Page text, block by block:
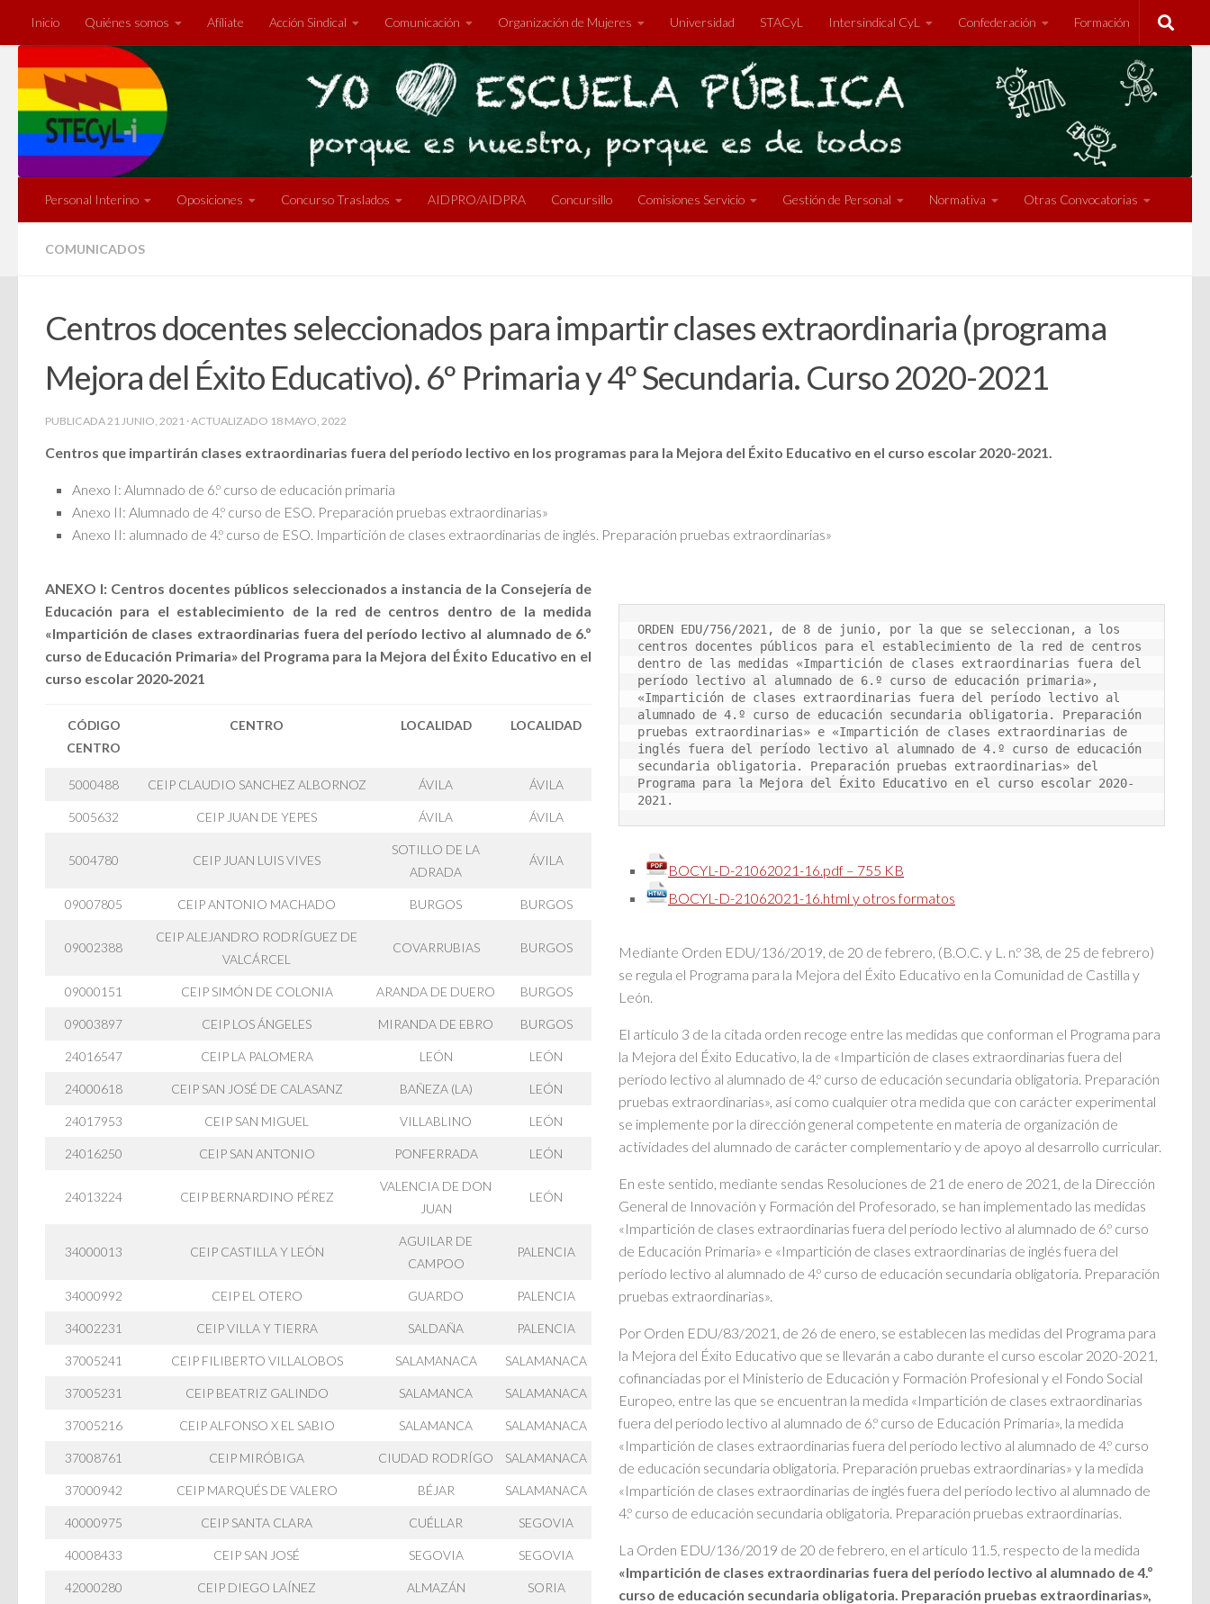
Saltar al contenido
Inicio Quiénes somos Afíliate Acción Sindical Comunicación Organización de Mujeres Universidad STACyL Intersindical CyL Confederación Formación
Personal Interino Oposiciones Concurso Traslados AIDPRO/AIDPRA Concursillo Comisiones Servicio Gestión de Personal Normativa Otras Convocatorias
COMUNICADOS
Centros docentes seleccionados para impartir clases extraordinaria (programa
Mejora del Éxito Educativo). 6º Primaria y 4º Secundaria. Curso 2020-2021
PUBLICADA21 JUNIO, 2021 · ACTUALIZADO 18 MAYO, 2022
Centros que impartirán clases extraordinarias fuera del período lectivo en los programas para la Mejora del Éxito Educativo en el curso escolar 2020-2021.
Anexo I: Alumnado de 6.º curso de educación primaria
Anexo II: Alumnado de 4.º curso de ESO. Preparación pruebas extraordinarias»
Anexo II: alumnado de 4.º curso de ESO. Impartición de clases extraordinarias de inglés. Preparación pruebas extraordinarias»
ANEXO I: Centros docentes públicos seleccionados a instancia de la Consejería de
Educación para el establecimiento de la red de centros dentro de la medida
«Impartición de clases extraordinarias fuera del período lectivo al alumnado de 6.º
curso de Educación Primaria» del Programa para la Mejora del Éxito Educativo en el
curso escolar 2020‑2021
CÓDIGO
CENTRO
CENTRO LOCALIDAD LOCALIDAD
5000488 CEIP CLAUDIO SANCHEZ ALBORNOZ ÁVILA ÁVILA
5005632 CEIP JUAN DE YEPES ÁVILA ÁVILA
5004780 CEIP JUAN LUIS VIVES
SOTILLO DE LA
ADRADA
ÁVILA
09007805 CEIP ANTONIO MACHADO BURGOS BURGOS
09002388
CEIP ALEJANDRO RODRÍGUEZ DE
VALCÁRCEL
COVARRUBIAS BURGOS
09000151 CEIP SIMÓN DE COLONIA ARANDA DE DUERO BURGOS
09003897 CEIP LOS ÁNGELES MIRANDA DE EBRO BURGOS
24016547 CEIP LA PALOMERA LEÓN LEÓN
24000618 CEIP SAN JOSÉ DE CALASANZ BAÑEZA (LA) LEÓN
24017953 CEIP SAN MIGUEL VILLABLINO LEÓN
24016250 CEIP SAN ANTONIO PONFERRADA LEÓN
24013224 CEIP BERNARDINO PÉREZ
VALENCIA DE DON
JUAN
LEÓN
34000013 CEIP CASTILLA Y LEÓN
AGUILAR DE
CAMPOO
PALENCIA
34000992 CEIP EL OTERO GUARDO PALENCIA
34002231 CEIP VILLA Y TIERRA SALDAÑA PALENCIA
37005241 CEIP FILIBERTO VILLALOBOS SALAMANACA SALAMANACA
37005231 CEIP BEATRIZ GALINDO SALAMANCA SALAMANACA
37005216 CEIP ALFONSO X EL SABIO SALAMANCA SALAMANACA
37008761 CEIP MIRÓBIGA CIUDAD RODRÍGO SALAMANACA
37000942 CEIP MARQUÉS DE VALERO BÉJAR SALAMANACA
40000975 CEIP SANTA CLARA CUÉLLAR SEGOVIA
40008433 CEIP SAN JOSÉ SEGOVIA SEGOVIA
42000280 CEIP DIEGO LAÍNEZ ALMAZÁN SORIA
ORDEN EDU/756/2021, de 8 de junio, por la que se seleccionan, a los
centros docentes públicos para el establecimiento de la red de centros
dentro de las medidas «Impartición de clases extraordinarias fuera del
período lectivo al alumnado de 6.º curso de educación primaria»,
«Impartición de clases extraordinarias fuera del período lectivo al
alumnado de 4.º curso de educación secundaria obligatoria. Preparación
pruebas extraordinarias» e «Impartición de clases extraordinarias de
inglés fuera del período lectivo al alumnado de 4.º curso de educación
secundaria obligatoria. Preparación pruebas extraordinarias» del
Programa para la Mejora del Éxito Educativo en el curso escolar 2020-
2021.
BOCYL-D-21062021-16.pdf – 755 KB
BOCYL-D-21062021-16.html y otros formatos
Mediante Orden EDU/136/2019, de 20 de febrero, (B.O.C. y L. n.º 38, de 25 de febrero)
se regula el Programa para la Mejora del Éxito Educativo en la Comunidad de Castilla y
León.
El artículo 3 de la citada orden recoge entre las medidas que conforman el Programa para
la Mejora del Éxito Educativo, la de «Impartición de clases extraordinarias fuera del
período lectivo al alumnado de 4.º curso de educación secundaria obligatoria. Preparación
pruebas extraordinarias», así como cualquier otra medida que con carácter experimental
se implemente por la dirección general competente en materia de organización de
actividades del alumnado de carácter complementario y de apoyo al desarrollo curricular.
En este sentido, mediante sendas Resoluciones de 21 de enero de 2021, de la Dirección
General de Innovación y Formación del Profesorado, se han implementado las medidas
«Impartición de clases extraordinarias fuera del período lectivo al alumnado de 6.º curso
de Educación Primaria» e «Impartición de clases extraordinarias de inglés fuera del
período lectivo al alumnado de 4.º curso de educación secundaria obligatoria. Preparación
pruebas extraordinarias».
Por Orden EDU/83/2021, de 26 de enero, se establecen las medidas del Programa para
la Mejora del Éxito Educativo que se llevarán a cabo durante el curso escolar 2020-2021,
cofinanciadas por el Ministerio de Educación y Formación Profesional y el Fondo Social
Europeo, entre las que se encuentran la medida «Impartición de clases extraordinarias
fuera del período lectivo al alumnado de 6.º curso de Educación Primaria», la medida
«Impartición de clases extraordinarias fuera del período lectivo al alumnado de 4.º curso
de educación secundaria obligatoria. Preparación pruebas extraordinarias» y la medida
«Impartición de clases extraordinarias de inglés fuera del período lectivo al alumnado de
4.º curso de educación secundaria obligatoria. Preparación pruebas extraordinarias.
La Orden EDU/136/2019 de 20 de febrero, en el artículo 11.5, respecto de la medida
«Impartición de clases extraordinarias fuera del período lectivo al alumnado de 4.º
curso de educación secundaria obligatoria. Preparación pruebas extraordinarias»,